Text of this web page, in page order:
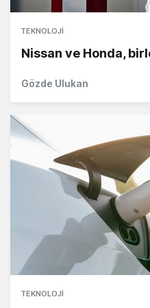
TEKNOLOJI
Nissan ve Honda,
Gözde Ulukan
TEKNOLOJI